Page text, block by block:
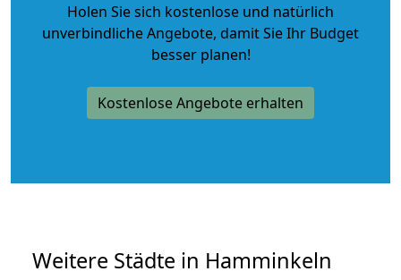
Holen Sie sich kostenlose und natürlich
unverbindliche Angebote, damit Sie Ihr Budget
besser planen!
Kostenlose Angebote erhalten
Weitere Städte in Hamminkeln